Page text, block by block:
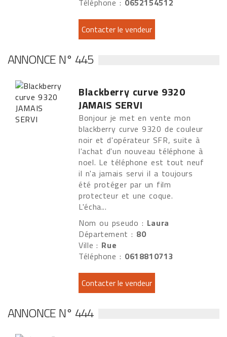
Téléphone : 0652154512
ANNONCE N° 445
Blackberry curve 9320
JAMAIS SERVI
Bonjour je met en vente mon
blackberry curve 9320 de couleur
noir et d'opérateur SFR, suite à
l'achat d'un nouveau téléphone à
noel. Le téléphone est tout neuf
il n'a jamais servi il a toujours
été protéger par un film
protecteur et une coque.
L'écha...
Nom ou pseudo : Laura
Département : 80
Ville : Rue
Téléphone : 0618810713
ANNONCE N° 444